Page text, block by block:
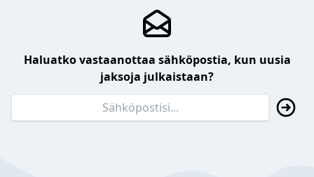
Haluatko vastaanottaa sähköpostia, kun uusia
jaksoja julkaistaan?